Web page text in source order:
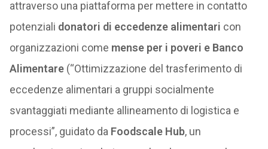
attraverso una piattaforma per mettere in contatto
potenziali donatori di eccedenze alimentari con
organizzazioni come mense per i poveri e Banco
Alimentare(“Ottimizzazione del trasferimento di
eccedenze alimentari a gruppi socialmente
svantaggiati mediante allineamento di logistica e
processi”, guidato da Foodscale Hub, un